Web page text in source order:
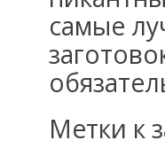
самые
Метки к